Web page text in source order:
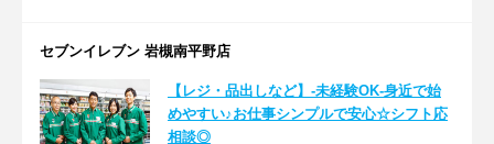
セブンイレブン 岩槻南平野店
【レジ・品出しなど】-未経験OK-身近で始
めやすい♪お仕事シンプルで安心☆シフト応
相談◎